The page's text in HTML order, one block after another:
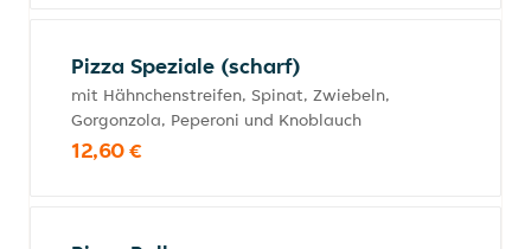
Pizza Speziale (scharf)
mit Hähnchenstreifen, Spinat, Zwiebeln,
Gorgonzola, Peperoni und Knoblauch
12,60 €